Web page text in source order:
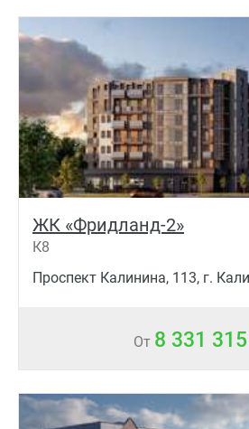
ЖК «Фридланд-2»
К8
Проспект Калинина, 113, г.
От 8 331 315